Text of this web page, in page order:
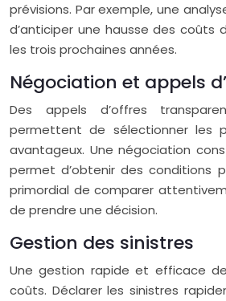
prévisions. Par exemple, une
d’anticiper une hausse des coûts
les trois prochaines années.
Négociation et appels
Des appels d’offres
permettent de sélectionner les
avantageux. Une négociation
permet d’obtenir des conditions
primordial de comparer
de prendre une décision.
Gestion des sinistres
Une gestion rapide et efficace
coûts. Déclarer les sinistres